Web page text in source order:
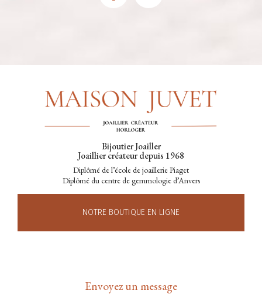
Bijoutier Joailler
Joaillier créateur depuis 1968
Diplômé de l’école de joaillerie Piaget
Diplômé du centre de gemmologie d’Anvers
NOTRE BOUTIQUE EN LIGNE
Envoyez un message